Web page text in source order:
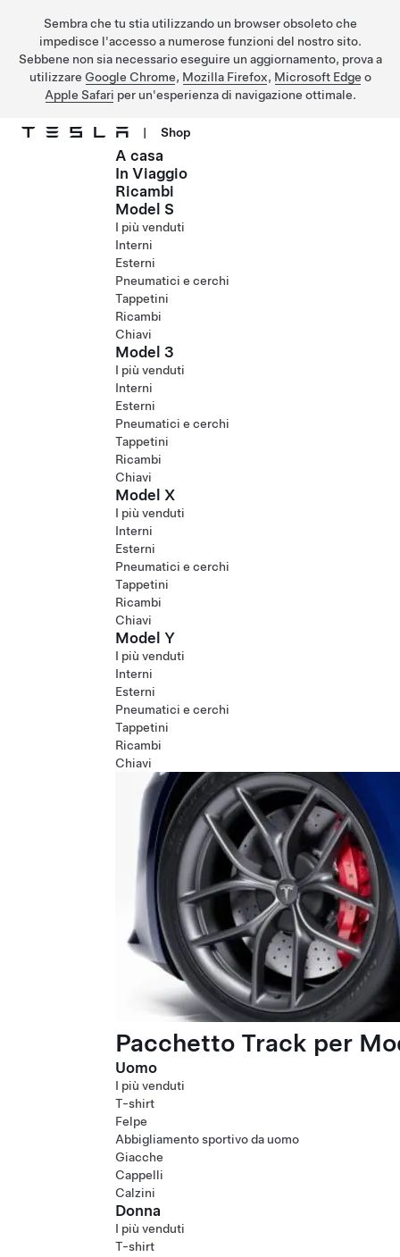
Sembra che tu stia utilizzando un browser obsoleto che
impedisce l'accesso a numerose funzioni del nostro sito.
Sebbene non sia necessario eseguire un aggiornamento, prova a
utilizzare Google Chrome, Mozilla Firefox, Microsoft Edge o
Apple Safari per un'esperienza di navigazione ottimale.
Passa al contenuto principale
| Shop
A casa
In Viaggio
Ricambi
Model S
I più venduti
Interni
Esterni
Pneumatici e cerchi
Tappetini
Ricambi
Chiavi
Model 3
I più venduti
Interni
Esterni
Pneumatici e cerchi
Tappetini
Ricambi
Chiavi
Model X
I più venduti
Interni
Esterni
Pneumatici e cerchi
Tappetini
Ricambi
Chiavi
Model Y
I più venduti
Interni
Esterni
Pneumatici e cerchi
Tappetini
Ricambi
Chiavi
Pacchetto Track per
Uomo
I più venduti
T-shirt
Felpe
Abbigliamento sportivo da uomo
Giacche
Cappelli
Calzini
Donna
I più venduti
T-shirt